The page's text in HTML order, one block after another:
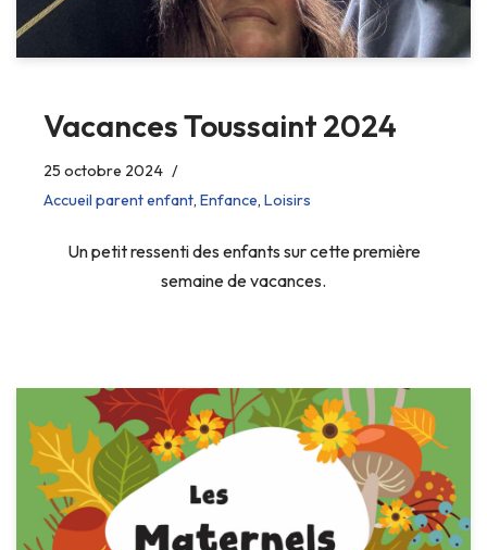
Vacances Toussaint 2024
25 octobre 2024
Accueil parent enfant, Enfance, Loisirs
Un petit ressenti des enfants sur cette première
semaine de vacances.